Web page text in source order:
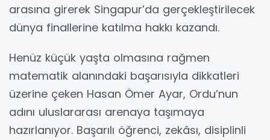
arasına girerek Singapur’da gerçekleştirilecek
dünya finallerine katılma hakkı kazandı.
Henüz küçük yaşta olmasına rağmen
matematik alanındaki başarısıyla dikkatleri
üzerine çeken Hasan Ömer Ayar, Ordu’nun
adını uluslararası arenaya taşımaya
hazırlanıyor. Başarılı öğrenci, zekâsı, disiplinli